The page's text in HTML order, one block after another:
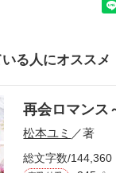
る人にオススメ
再会ロマンス
松本ユミ ／著
総文字数/144,360